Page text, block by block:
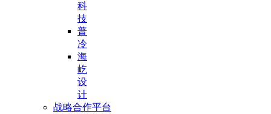
科
技
普
冷
海
屹
设
计
战略合作平台